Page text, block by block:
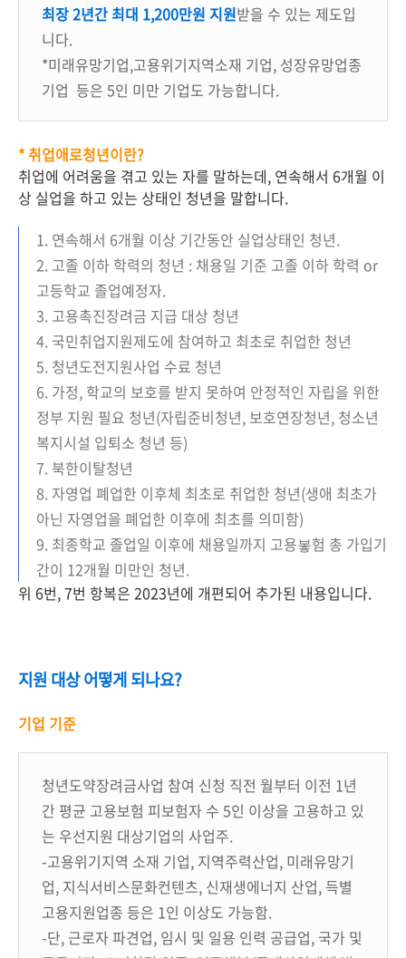
최장 2년간 최대 1,200만원 지원받을 수 있는 제도입
니다.
*미래유망기업,고용위기지역소재 기업, 성장유망업종
기업 등은 5인 미만 기업도 가능합니다.
* 취업애로청년이란?
취업에 어려움을 겪고 있는 자를 말하는데, 연속해서 6개월 이
상 실업을 하고 있는 상태인 청년을 말합니다.
1. 연속해서 6개월 이상 기간동안 실업상태인 청년.
2. 고졸 이하 학력의 청년 : 채용일 기준 고졸 이하 학력 or
고등학교 졸업예정자.
3. 고용촉진장려금 지급 대상 청년
4. 국민취업지원제도에 참여하고 최초로 취업한 청년
5. 청년도전지원사업 수료 청년
6. 가정, 학교의 보호를 받지 못하여 안정적인 자립을 위한
정부 지원 필요 청년(자립준비청년, 보호연장청년, 청소년
복지시설 입퇴소 청년 등)
7. 북한이탈청년
8. 자영업 폐업한 이후체 최초로 취업한 청년(생애 최초가
아닌 자영업을 폐업한 이후에 최초를 의미함)
9. 최종학교 졸업일 이후에 채용일까지 고용봏험 총 가입기
간이 12개월 미만인 청년.
위 6번, 7번 항복은 2023년에 개편되어 추가된 내용입니다.
지원 대상 어떻게 되나요?
기업 기준
청년도약장려금사업 참여 신청 직전 월부터 이전 1년
간 평균 고용보험 피보험자 수 5인 이상을 고용하고 있
는 우선지원 대상기업의 사업주.
-고용위기지역 소재 기업, 지역주력산업, 미래유망기
업, 지식서비스문화컨텐츠, 신재생에너지 산업, 득별
고용지원업종 등은 1인 이상도 가능함.
-단, 근로자 파견업, 임시 및 일용 인력 공급업, 국가 및